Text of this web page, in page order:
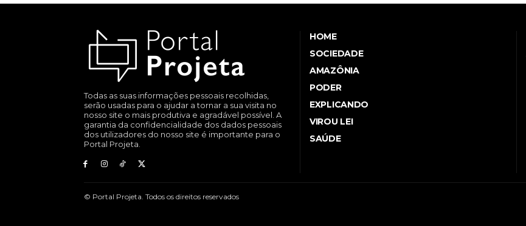
Todas as suas informações pessoais recolhidas,
serão usadas para o ajudar a tornar a sua visita no
nosso site o mais produtiva e agradável possível. A
garantia da confidencialidade dos dados pessoais
dos utilizadores do nosso site é importante para o
Portal Projeta.
HOME
SOCIEDADE
AMAZÔNIA
PODER
EXPLICANDO
VIROU LEI
SAÚDE
© Portal Projeta. Todos os direitos reservados